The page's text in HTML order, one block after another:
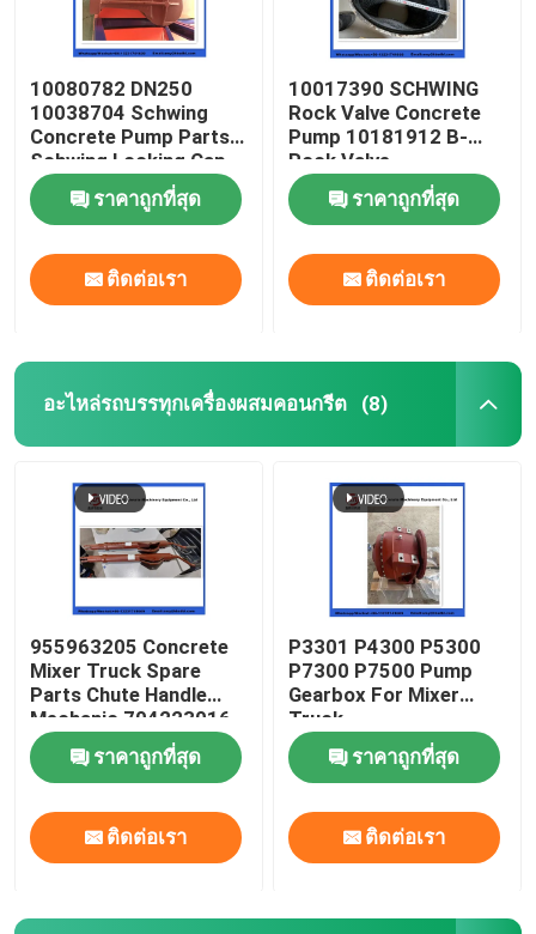
10080782 DN250
10038704 Schwing
Concrete Pump Parts
Schwing Locking Cap
ราคาถูกที่สุด
ติดต่อเรา
10017390 SCHWING
Rock Valve Concrete
Pump 10181912 B-
Rock Valve
220/180/10059467
210/180ราคาถูกที่สุด
ติดต่อเรา
อะไหล่รถบรรทุกเครื่องผสมคอนกรีต (8)
955963205 Concrete
Mixer Truck Spare
Parts Chute Handle
Mechanic 704223016
ราคาถูกที่สุด
ติดต่อเรา
P3301 P4300 P5300
P7300 P7500 Pump
Gearbox For Mixer
Truck
ราคาถูกที่สุด
ติดต่อเรา